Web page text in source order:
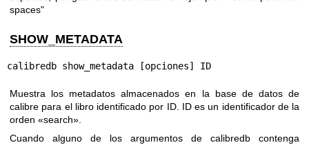
spaces"
SHOW_METADATA
calibredb show_metadata [opciones] ID
Muestra los metadatos almacenados en la base de datos de
calibre para el libro identificado por ID. ID es un identificador de la
orden «search».
Cuando alguno de los argumentos de calibredb contenga